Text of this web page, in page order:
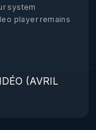
system
player remains
(AVRIL